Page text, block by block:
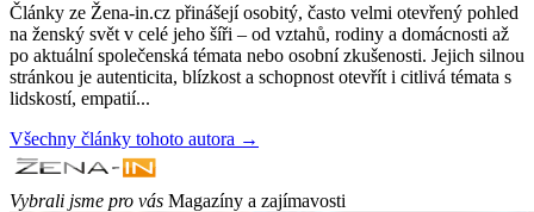
Články ze Žena-in.cz přinášejí osobitý, často velmi otevřený pohled
na ženský svět v celé jeho šíři – od vztahů, rodiny a domácnosti až
po aktuální společenská témata nebo osobní zkušenosti. Jejich silnou
stránkou je autenticita, blízkost a schopnost otevřít i citlivá témata s
lidskostí, empatií...
Všechny články tohoto autora →
Vybrali jsme pro vás Magazíny a zajímavosti